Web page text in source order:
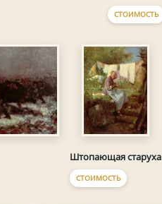
СТОИМОСТЬ
Штопающая старуха
СТОИМОСТЬ